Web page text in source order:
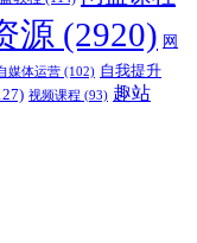
源 (2920) 网
媒体运营 (102) 自我提升
视频课程 (93) 趣站